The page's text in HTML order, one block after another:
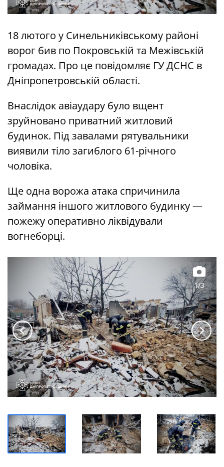
18 лютого у Синельниківському районі
ворог бив по Покровській та Межівській
громадах. Про це повідомляє ГУ ДСНС в
Дніпропетровській області.
Внаслідок авіаудару було вщент
зруйновано приватний житловий
будинок. Під завалами рятувальники
виявили тіло загиблого 61-річного
чоловіка.
Ще одна ворожа атака спричинила
займання іншого житлового будинку —
пожежу оперативно ліквідували
вогнеборці.
1/3